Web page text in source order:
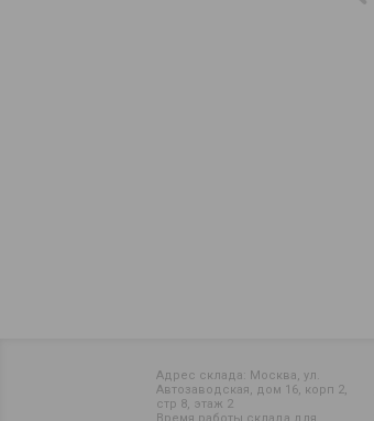
Адрес склада: Москва, ул.
Автозаводская, дом 16, корп 2,
стр 8, этаж 2